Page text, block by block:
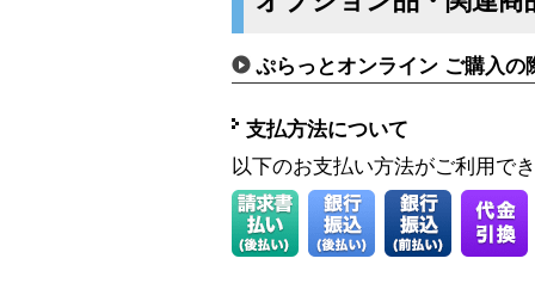
ぷらっとオンライン ご購入の
支払方法について
以下のお支払い方法がご利用で